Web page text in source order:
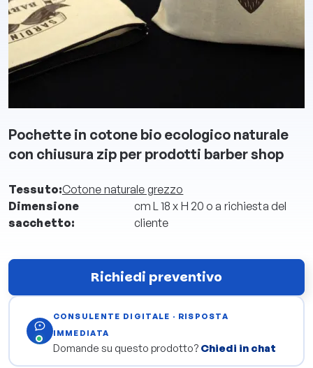
Pochette in cotone bio ecologico naturale
con chiusura zip per prodotti barber shop
Tessuto:Cotone naturale grezzo
Dimensione
sacchetto:
cm L 18 x H 20 o a richiesta del
cliente
Richiedi preventivo
CONSULENTE DIGITALE · RISPOSTA
IMMEDIATA
Domande su questo prodotto? Chiedi in chat